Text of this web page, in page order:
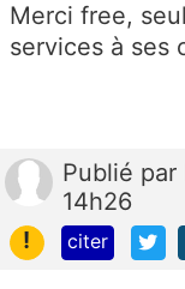
Merci free,
services à ses
Publié par
14h26
!
citer